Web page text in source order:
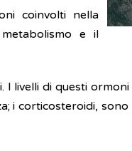
coinvolti nella
e il
I livelli di questi
i corticosteroidi,